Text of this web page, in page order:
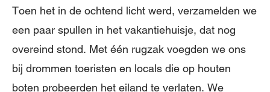
Toen het in de ochtend licht werd, verzamelden we
een paar spullen in het vakantiehuisje, dat nog
overeind stond. Met één rugzak voegden we ons
bij drommen toeristen en locals die op houten
boten probeerden het eiland te verlaten. We